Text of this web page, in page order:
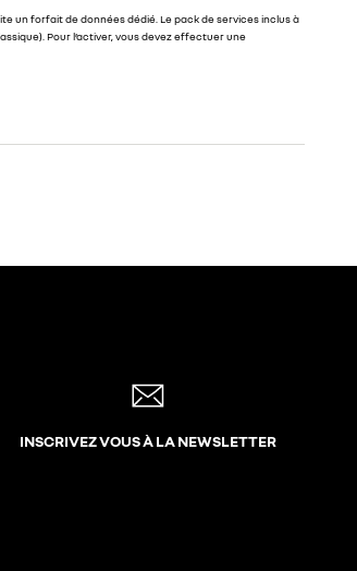
un forfait de données dédié. Le pack de services inclus à
Pour l’activer, vous devez effectuer une
INSCRIVEZ VOUS À LA NEWSLETTER